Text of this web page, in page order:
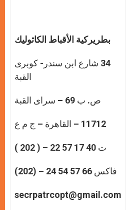
بطريركية الأقباط الكاثوليك
34 شارع ابن سندر- كوبرى
القبة
ص. ب 69 – سراى القبة
11712 – القاهرة – ج م ع
ت 40 17 57 22 – ( 202 )
فاكس 66 57 54 24 – (202)
secrpatrcopt@gmail.com